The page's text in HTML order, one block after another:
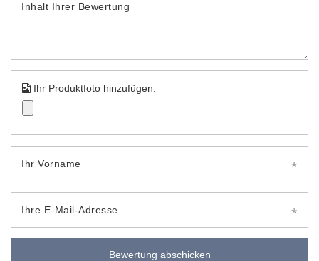
Inhalt Ihrer Bewertung
Ihr Produktfoto hinzufügen:
Ihr Vorname
Ihre E-Mail-Adresse
Bewertung abschicken